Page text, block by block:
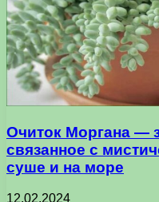
Очиток Моргана —
связанное с
суше и на море
12.02.2024